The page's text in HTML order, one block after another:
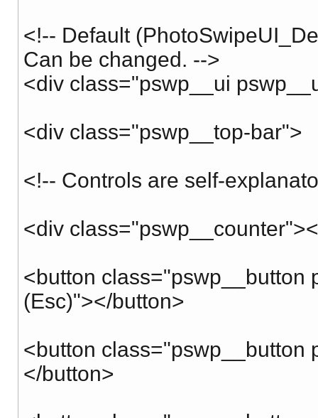
<!-- Default
Can be changed. -->
<div class="pswp__ui
<div class="pswp__top-bar">
<!-- Controls are self-
<div
<button class="pswp__button
(Esc)"></button>
<button class="pswp__button
</button>